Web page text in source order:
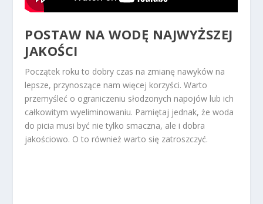
POSTAW NA WODĘ NAJWYŻSZEJ
JAKOŚCI
Początek roku to dobry czas na zmianę nawyków na
lepsze, przynoszące nam więcej korzyści. Warto
przemyśleć o ograniczeniu słodzonych napojów lub ich
całkowitym wyeliminowaniu. Pamiętaj jednak, że woda
do picia musi być nie tylko smaczna, ale i dobra
jakościowo. O to również warto się zatroszczyć.